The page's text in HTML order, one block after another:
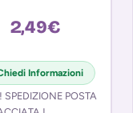
2,49€
Informazioni
SPEDIZIONE POSTA